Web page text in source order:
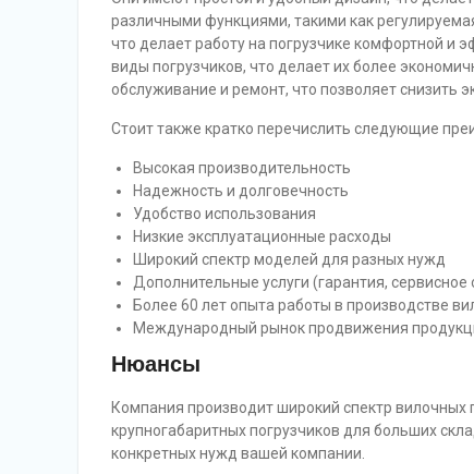
различными функциями, такими как
что делает работу на погрузчике комфортной и
виды погрузчиков, что делает их более
обслуживание и ремонт, что позволяет снизить
Стоит также кратко перечислить следующие
Высокая производительность
Надежность и долговечность
Удобство использования
Низкие эксплуатационные расходы
Широкий спектр моделей для разных нужд
Дополнительные услуги (гарантия,
Более 60 лет опыта работы в производстве
Международный рынок продвижения
Нюансы
Компания производит широкий спектр
крупногабаритных погрузчиков для больших
конкретных нужд вашей компании.